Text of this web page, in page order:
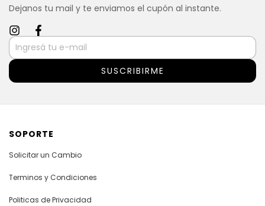
Dejanos tu mail y te enviamos el cupón al instante.
SOPORTE
Solicitar un Cambio
Terminos y Condiciones
Politicas de Privacidad